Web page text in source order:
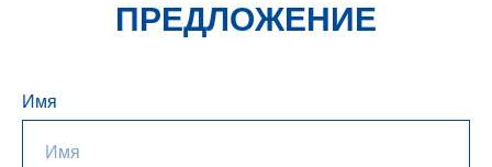
ПРЕДЛОЖЕНИЕ
Имя